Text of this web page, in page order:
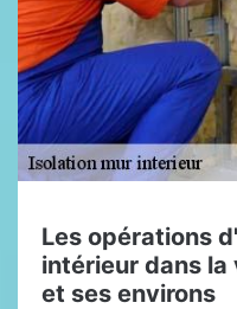
Les opérations
intérieur dans la
et ses environs